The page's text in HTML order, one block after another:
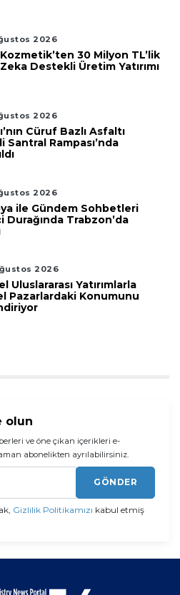
2026
30 Milyon TL’lik
Destekli Üretim Yatırımı
2026
Cüruf Bazlı Asfaltı
Santral Rampası’nda
2026
ile Gündem Sohbetleri
Durağında Trabzon’da
2026
Uluslararası Yatırımlarla
Pazarlardaki Konumunu
olun
ve öne çıkan içerikleri e-
abonelikten ayrılabilirsiniz.
GÖNDER
Gizlilik Politikamızı kabul etmiş